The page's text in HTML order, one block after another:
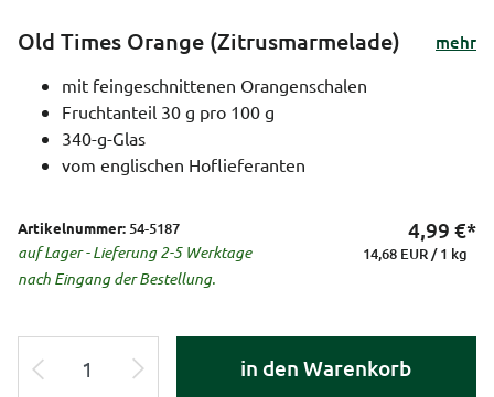
Old Times Orange (Zitrusmarmelade)
mehr
mit feingeschnittenen Orangenschalen
Fruchtanteil 30 g pro 100 g
340-g-Glas
vom englischen Hoflieferanten
Artikelnummer: 54-5187
auf Lager - Lieferung 2-5 Werktage
nach Eingang der Bestellung.
4,99 €*
14,68 EUR / 1 kg
in den Warenkorb